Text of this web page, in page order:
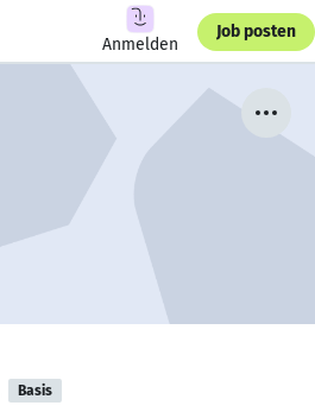
Anmelden
Job posten
Basis